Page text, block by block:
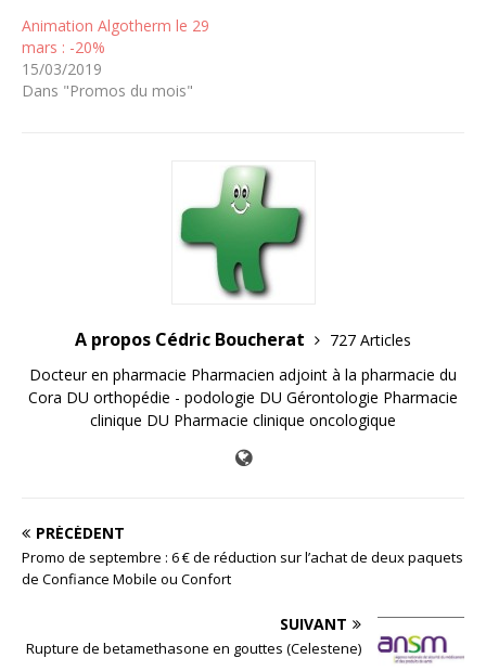
PROFESSIONNELS DE
POINTE ISSUS DE LA
RECHERCHE
SCIENTIFIQUE
Animation Algotherm le 29
mars : -20%
15/03/2019
Dans "Promos du mois"
A propos Cédric Boucherat
727 Articles
Docteur en pharmacie Pharmacien adjoint à la pharmacie du
Cora DU orthopédie - podologie DU Gérontologie Pharmacie
clinique DU Pharmacie clinique oncologique
PRÉCÉDENT
Promo de septembre : 6 € de réduction sur l’achat de deux paquets
de Confiance Mobile ou Confort
SUIVANT
Rupture de betamethasone en gouttes (Celestene)